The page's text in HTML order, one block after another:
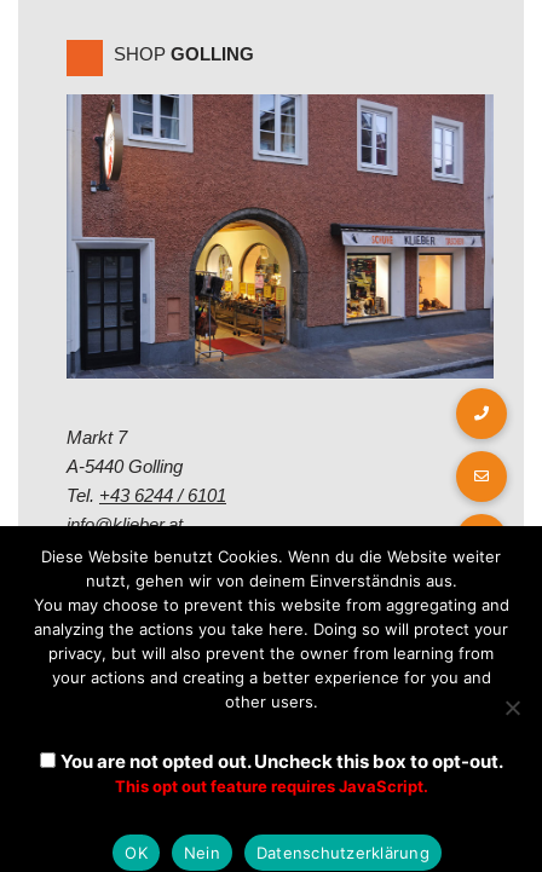
SHOP GOLLING
Markt 7
A-5440 Golling
Tel. +43 6244 / 6101
info@klieber.at
Öffungszeiten
Montag - Freitag:
08.00 - 12.00 Uhr
08.30 - 12.30 Uhr
| Präsentiert vonWordPress
Diese Website benutzt Cookies. Wenn du die Website weiter
nutzt, gehen wir von deinem Einverständnis aus.
You may choose to prevent this website from aggregating and
analyzing the actions you take here. Doing so will protect your
privacy, but will also prevent the owner from learning from
your actions and creating a better experience for you and
other users.
You are not opted out. Uncheck this box to opt-out.
This opt out feature requires JavaScript.
OK Nein Datenschutzerklärung